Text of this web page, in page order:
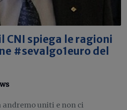
CNI spiega le ragioni
#sevalgo1euro del
andremo uniti e non ci